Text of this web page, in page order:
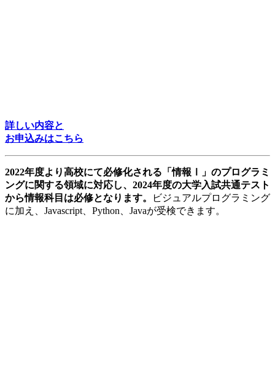
詳しい内容と
お申込みはこちら
2022年度より高校にて必修化される「情報Ⅰ」のプログラミ
ングに関する領域に対応し、2024年度の大学入試共通テスト
から情報科目は必修となります。
ビジュアルプログラミング
に加え、Javascript、Python、Javaが受検できます。